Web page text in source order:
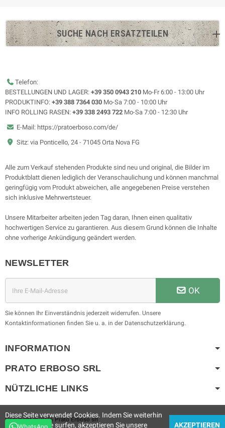
SUCHE NACH ERSATZTEILEN
Telefon:
BESTELLUNGEN UND LAGER: +39 350 0943 210 Mo-Fr 6:00 - 13:00 Uhr
PRODUKTINFO: +39 388 7364 030 Mo-Sa 7:00 - 10:00 Uhr
INFO ROLLING RASEN: +39 338 2493 722 Mo-Sa 7:00 - 12:30 Uhr
E-Mail: https://pratoerboso.com/de/
Sitz: via Ponticello, 24 - 71045 Orta Nova FG
Alle zum Verkauf stehenden Produkte sind neu und original, die Bilder im
Produktblatt dienen lediglich der Veranschaulichung und können manchmal
geringfügig vom Produkt abweichen, alle angegebenen Preise verstehen
sich inklusive Mehrwertsteuer.
Unsere Mitarbeiter arbeiten jeden Tag daran, Ihnen einen qualitativ
hochwertigen Service zu garantieren. Aus diesem Grund können die Inhalte
ohne vorherige Ankündigung geändert werden.
NEWSLETTER
OK
Sie können Ihr Einverständnis jederzeit widerrufen. Unsere
Kontaktinformationen finden Sie u. a. in der Datenschutzerklärung.
INFORMATION
PRATO ERBOSO SRL
NÜTZLICHE LINKS
Copyright © 2025 Prato Erbososrl
Diese Seite verwendet Cookies. Indem Sie weiterhin
auf der Website surfen, akzeptieren Sie unsere
AKZEPTIEREN